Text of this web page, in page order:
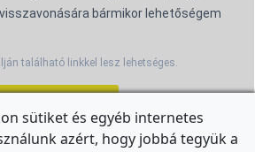
bármikor lehetőségem
található linkkel lesz lehetséges.
sütiket és egyéb internetes
azért, hogy jobbá tegyük a